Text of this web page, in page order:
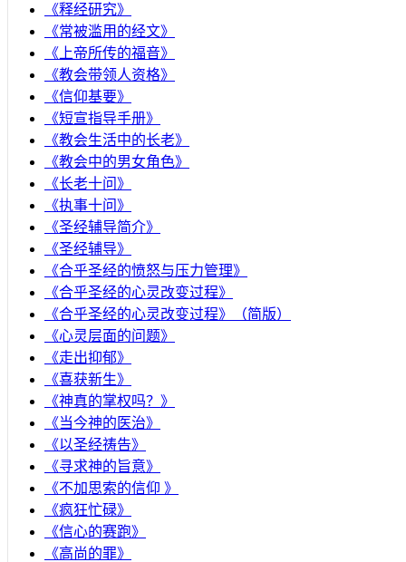
《释经研究》
《常被滥用的经文》
《上帝所传的福音》
《教会带领人资格》
《信仰基要》
《短宣指导手册》
《教会生活中的长老》
《教会中的男女角色》
《长老十问》
《执事十问》
《圣经辅导简介》
《圣经辅导》
​《合乎圣经的愤怒与压力管理》
《合乎圣经的心灵改变过程》
《合乎圣经的心灵改变过程》（简版）
《心灵层面的问题》
《走出抑郁》
《喜获新生》
《神真的掌权吗？》
《当今神的医治》
《以圣经祷告》
《寻求神的旨意》
《不加思索的信仰 》
《疯狂忙碌》
《信心的赛跑》
《高尚的罪》